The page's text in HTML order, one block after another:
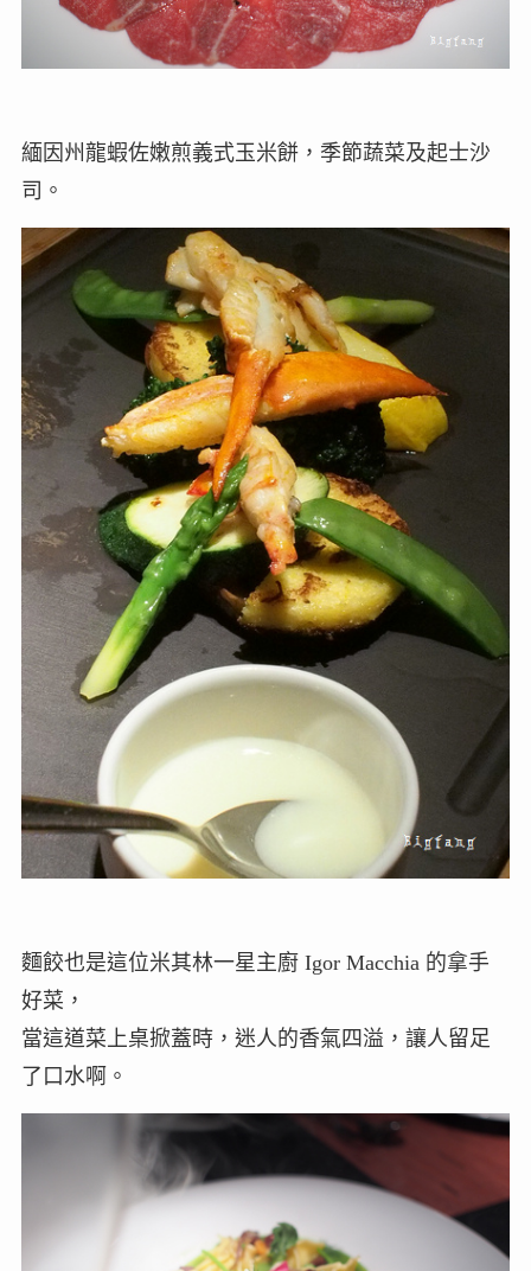
緬因州龍蝦佐嫩煎義式玉米餅，季節蔬菜及起士沙
司。
麵餃也是這位米其林一星主廚 Igor Macchia 的拿手
好菜，
當這道菜上桌掀蓋時，迷人的香氣四溢，讓人留足
了口水啊。